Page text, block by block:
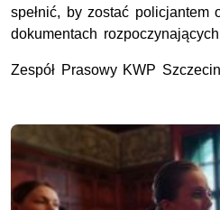
spełnić, by zostać policjantem
dokumentach
Zespół Prasowy KWP